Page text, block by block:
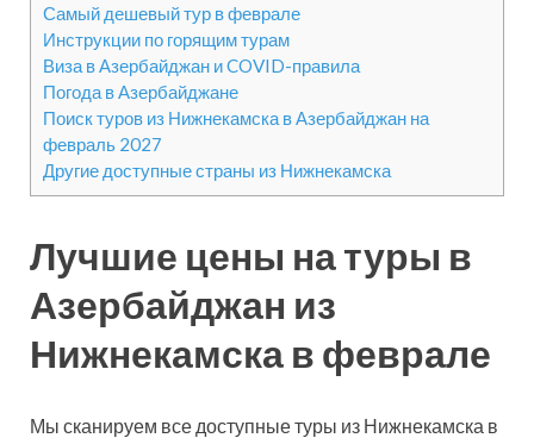
Самый дешевый тур в феврале
Инструкции по горящим турам
Виза в Азербайджан и COVID-правила
Погода в Азербайджане
Поиск туров из Нижнекамска в Азербайджан на
февраль 2027
Другие доступные страны из Нижнекамска
Лучшие цены на туры в
Азербайджан из
Нижнекамска в феврале
Мы сканируем все доступные туры из Нижнекамска в